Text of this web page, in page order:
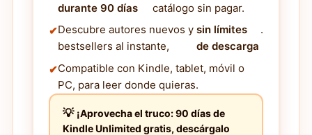
durante 90 días
catálogo sin pagar.
Descubre autores nuevos y
bestsellers al instante,
sin límites
de descarga
.
Compatible con Kindle, tablet, móvil o
PC, para leer donde quieras.
¡Aprovecha el truco: 90 días de
Kindle Unlimited gratis, descárgalo